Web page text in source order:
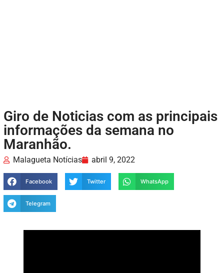
Giro de Noticias com as principais
informações da semana no
Maranhão.
Malagueta Notícias abril 9, 2022
Facebook Twitter WhatsApp
Telegram